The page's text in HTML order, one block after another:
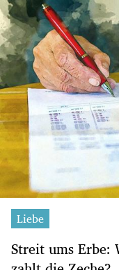
Liebe
Streit ums Erbe: